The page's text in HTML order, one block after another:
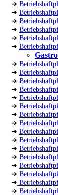
➔
➔
➔
➔
➔
➔
➔
➔
➔
➔
➔
➔
➔
➔
➔
➔
➔
➔
➔
➔
➔
➔